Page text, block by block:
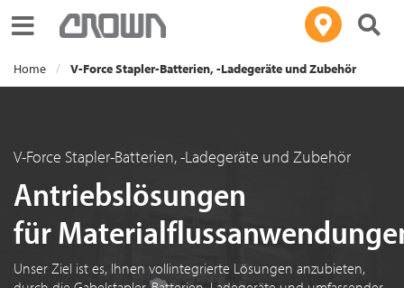
Toggle navigation
Home V-Force Stapler-Batterien, -Ladegeräte und Zubehör
V-Force Stapler-Batterien, -Ladegeräte und Zubehör
Antriebslösungen
für
Unser Ziel ist es, Ihnen vollintegrierte Lösungen anzubieten,